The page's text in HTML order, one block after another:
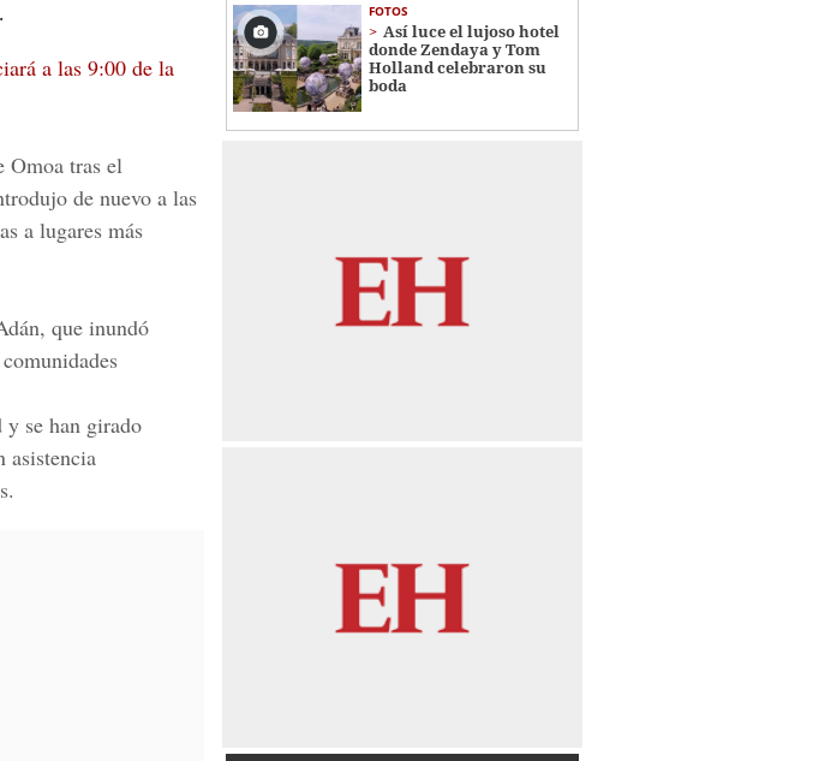
a las 9:00 de la
Omoa tras el
de nuevo a las
a lugares más
que inundó
y se han girado
asistencia
FOTOS
Así luce el lujoso hotel
donde Zendaya y Tom
Holland celebraron su
boda